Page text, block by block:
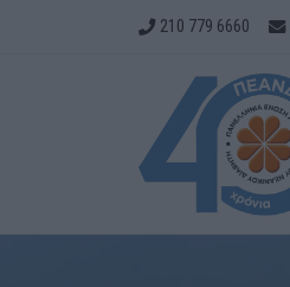
210 779 6660